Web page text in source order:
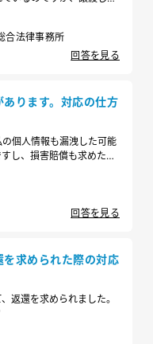
法律事務所
回答を見る
ります。対応の仕方
個人情報も漏洩した可能
し、損害賠償も求めたい
回答を見る
求められた際の対応
返還を求められました。